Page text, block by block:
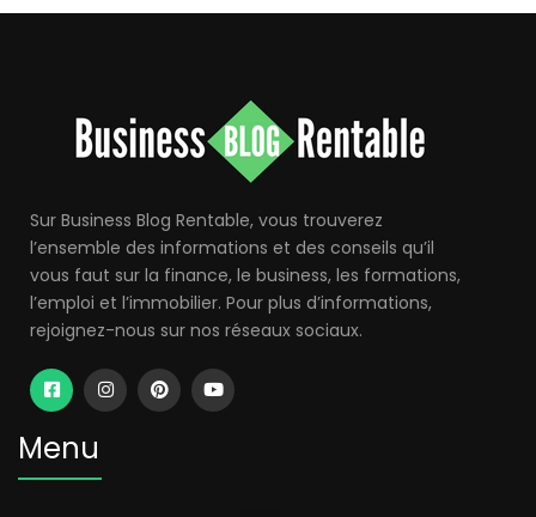
Sur Business Blog Rentable, vous trouverez
l’ensemble des informations et des conseils qu’il
vous faut sur la finance, le business, les formations,
l’emploi et l’immobilier. Pour plus d’informations,
rejoignez-nous sur nos réseaux sociaux.
Menu